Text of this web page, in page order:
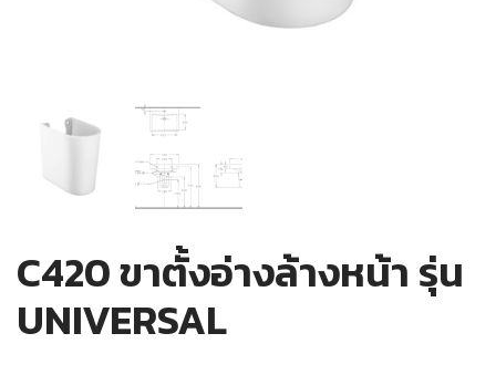
C420 ขาตั้งอ่างล้างหน้า รุ่น
UNIVERSAL